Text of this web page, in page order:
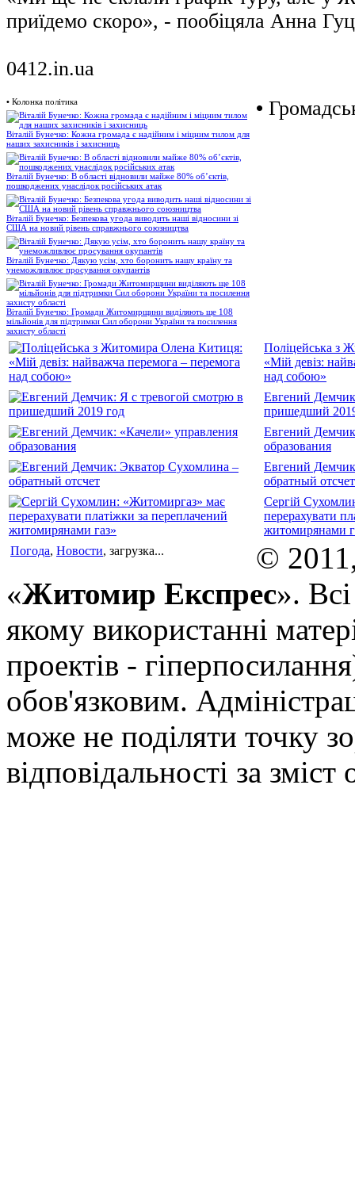
приїдемо скоро», - пообіцяла Анна
0412.in.ua
• Колонка політика
Віталій Бунечко: Кожна громада є надійним і міцним тилом для
наших захисників і захисниць
Віталій Бунечко: В області відновили майже 80% об’єктів,
пошкоджених унаслідок російських атак
Віталій Бунечко: Безпекова угода виводить наші відносини зі
США на новий рівень справжнього союзництва
Віталій Бунечко: Дякую усім, хто боронить нашу країну та
унеможливлює просування окупантів
Віталій Бунечко: Громади Житомирщини виділяють ще 108
мільйонів для підтримки Сил оборони України та посилення
захисту області
•
Поліцейська з
«Мій девіз:
над собою»
Евгений
пришедший
Евгений
образования
Евгений
обратный отсчет
Сергій
перерахувати
житомирянами
Погода, Новости, загрузка...
©
«Житомир Експрес».
якому використанні
проектів -
обов'язковим.
може не поділяти точку
відповідальності за